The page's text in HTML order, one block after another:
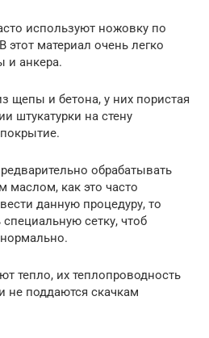
используют ножовку по
этот материал очень легко
и анкера.
щепы и бетона, у них пористая
штукатурки на стену
обрабатывать
маслом, как это часто
данную процедуру, то
сетку, чтоб
нормально.
тепло, их теплопроводность
не поддаются скачкам